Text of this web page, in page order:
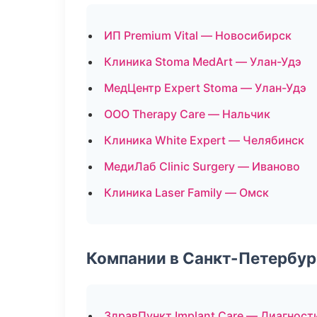
ИП Premium Vital — Новосибирск
Клиника Stoma MedArt — Улан-Удэ
МедЦентр Expert Stoma — Улан-Удэ
ООО Therapy Care — Нальчик
Клиника White Expert — Челябинск
МедиЛаб Clinic Surgery — Иваново
Клиника Laser Family — Омск
Компании в Санкт-